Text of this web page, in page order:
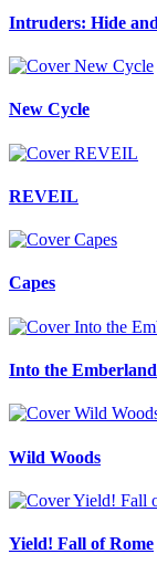
Intruders: Hide
New Cycle
REVEIL
Capes
Into the
Wild Woods
Yield! Fall of Rome